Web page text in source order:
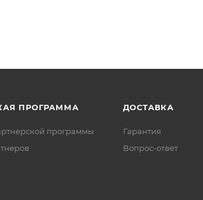
ПРОГРАММА
программы
ДОСТАВКА
Гарантия
Вопрос-ответ